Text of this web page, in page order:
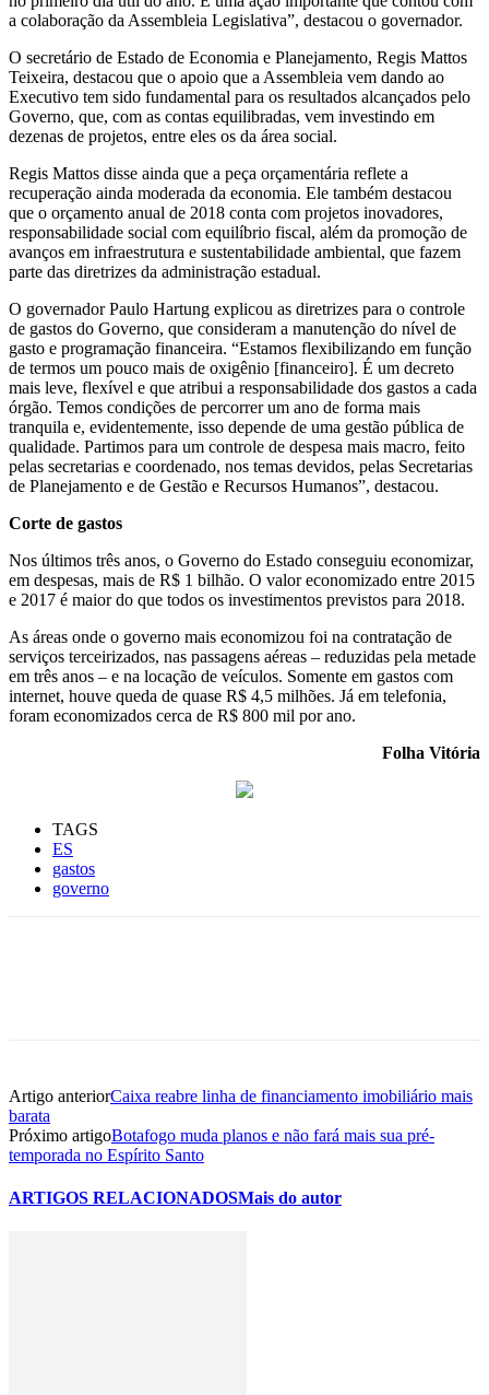
a colaboração da Assembleia Legislativa”, destacou o governador.
O secretário de Estado de Economia e Planejamento, Regis Mattos
Teixeira, destacou que o apoio que a Assembleia vem dando ao
Executivo tem sido fundamental para os resultados alcançados pelo
Governo, que, com as contas equilibradas, vem investindo em
dezenas de projetos, entre eles os da área social.
Regis Mattos disse ainda que a peça orçamentária reflete a
recuperação ainda moderada da economia. Ele também destacou
que o orçamento anual de 2018 conta com projetos inovadores,
responsabilidade social com equilíbrio fiscal, além da promoção de
avanços em infraestrutura e sustentabilidade ambiental, que fazem
parte das diretrizes da administração estadual.
O governador Paulo Hartung explicou as diretrizes para o controle
de gastos do Governo, que consideram a manutenção do nível de
gasto e programação financeira. “Estamos flexibilizando em função
de termos um pouco mais de oxigênio [financeiro]. É um decreto
mais leve, flexível e que atribui a responsabilidade dos gastos a cada
órgão. Temos condições de percorrer um ano de forma mais
tranquila e, evidentemente, isso depende de uma gestão pública de
qualidade. Partimos para um controle de despesa mais macro, feito
pelas secretarias e coordenado, nos temas devidos, pelas Secretarias
de Planejamento e de Gestão e Recursos Humanos”, destacou.
Corte de gastos
Nos últimos três anos, o Governo do Estado conseguiu economizar,
em despesas, mais de R$ 1 bilhão. O valor economizado entre 2015
e 2017 é maior do que todos os investimentos previstos para 2018.
As áreas onde o governo mais economizou foi na contratação de
serviços terceirizados, nas passagens aéreas – reduzidas pela metade
em três anos – e na locação de veículos. Somente em gastos com
internet, houve queda de quase R$ 4,5 milhões. Já em telefonia,
foram economizados cerca de R$ 800 mil por ano.
Folha Vitória
TAGS
ES
gastos
governo
Artigo anteriorCaixa reabre linha de financiamento imobiliário mais
barata
Próximo artigoBotafogo muda planos e não fará mais sua pré-
temporada no Espírito Santo
ARTIGOS RELACIONADOSMais do autor